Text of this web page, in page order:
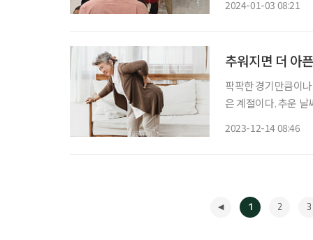
2024-01-03 08:21
추워지면 더 아
팍팍한 경기만큼이
은 계절이다. 추운 날
2023-12-14 08:46
1 2 3